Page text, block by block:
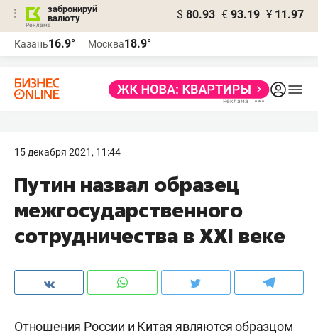
забронируй
валюту
$ 80.93 € 93.19 ¥ 11.97
Казань16.9° Москва18.9°
15 декабря 2021, 11:44
Путин назвал образец
межгосударственного
сотрудничества в XXI веке
Отношения России и Китая являются образцом